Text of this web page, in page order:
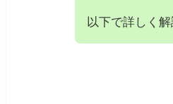
以下で詳しく解